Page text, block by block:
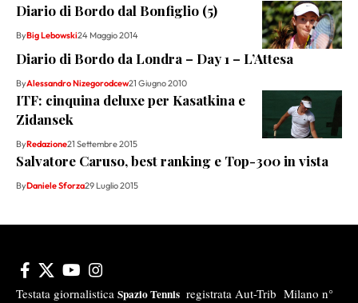
Diario di Bordo dal Bonfiglio (5)
ByBig Lebowski24 Maggio 2014
Diario di Bordo da Londra – Day 1 – L’Attesa
ByAlessandro Nizegorodcew21 Giugno 2010
ITF: cinquina deluxe per Kasatkina e
Zidansek
ByRedazione21 Settembre 2015
Salvatore Caruso, best ranking e Top-300 in vista
ByDaniele Sforza29 Luglio 2015
Testata giornalistica Spazio Tennis registrata Aut-Trib Milano n°